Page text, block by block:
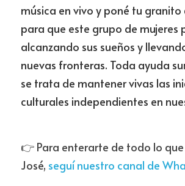
música en vivo y poné tu granito
para que este grupo de mujeres
alcanzando sus sueños y
nuevas fronteras. Toda ayuda
se trata de mantener vivas las
culturales independientes en
👉 Para enterarte de todo lo que
José, seguí nuestro canal de